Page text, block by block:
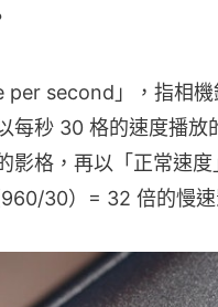
second」，指相
每秒 30 格的速度播
影格，再以「正常速
30）= 32 倍的慢速